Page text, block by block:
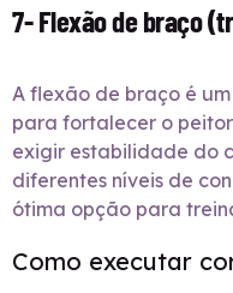
7- Flexão de braço
A flexão de braço é
para fortalecer o
exigir estabilidade do
diferentes níveis de
ótima opção para
Como executar